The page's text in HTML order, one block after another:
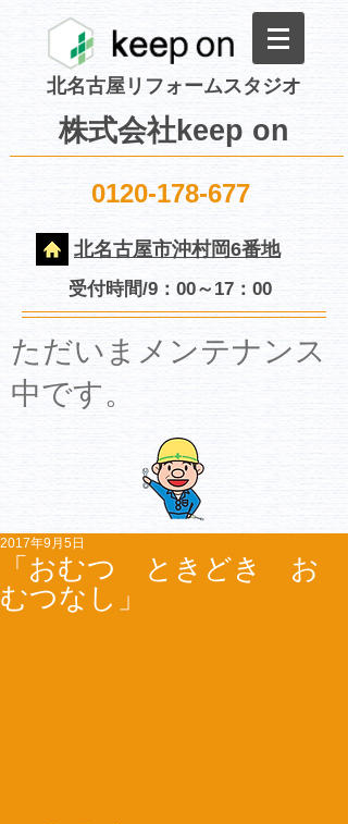
北名古屋リフォームスタジオ
株式会社keep on
0120-178-677
北名古屋市沖村岡6番地
受付時間/9：00～17：00
​ただいまメンテナンス
中です。
「おむつ ときどき お
むつなし」
2017年9月5日